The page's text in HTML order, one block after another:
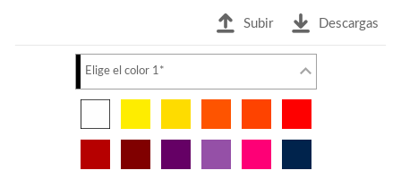
Subir Descargas
Elige el color 1*